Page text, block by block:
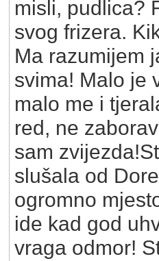
misli, pudlica?
svog frizera.
Ma razumijem
svima! Malo je
malo me i
red, ne
sam zvijezda!
slušala od
ogromno
ide kad god
vraga odmor!